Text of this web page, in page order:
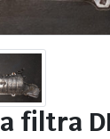
filtra